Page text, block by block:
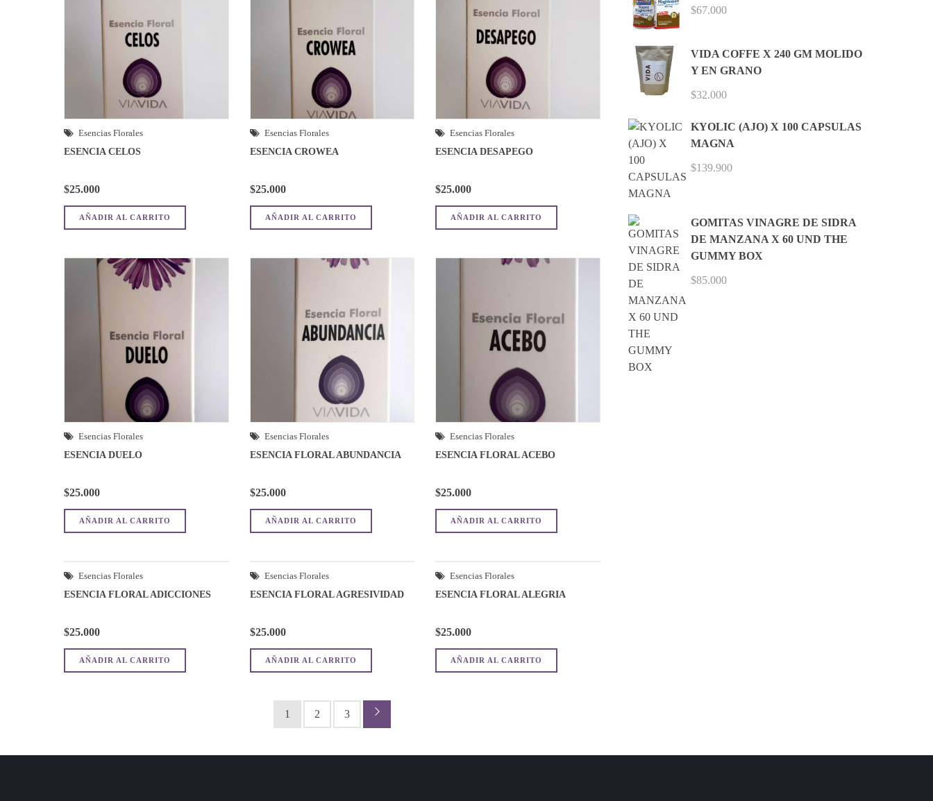
Esencias Florales
ESENCIA CELOS
$25.000
AÑADIR AL CARRITO
Esencias Florales
ESENCIA CROWEA
$25.000
AÑADIR AL CARRITO
Esencias Florales
ESENCIA DESAPEGO
$25.000
AÑADIR AL CARRITO
Esencias Florales
ESENCIA DUELO
$25.000
AÑADIR AL CARRITO
Esencias Florales
ESENCIA FLORAL ABUNDANCIA
$25.000
AÑADIR AL CARRITO
Esencias Florales
ESENCIA FLORAL ACEBO
$25.000
AÑADIR AL CARRITO
Esencias Florales
ESENCIA FLORAL ADICCIONES
$25.000
AÑADIR AL CARRITO
Esencias Florales
ESENCIA FLORAL AGRESIVIDAD
$25.000
AÑADIR AL CARRITO
Esencias Florales
ESENCIA FLORAL ALEGRIA
$25.000
AÑADIR AL CARRITO
1 2 3 →
$67.000
VIDA COFFE X 240 GM MOLIDO
Y EN GRANO
$32.000
KYOLIC (AJO) X 100 CAPSULAS
MAGNA
$139.900
GOMITAS VINAGRE DE SIDRA
DE MANZANA X 60 UND THE
GUMMY BOX
$85.000